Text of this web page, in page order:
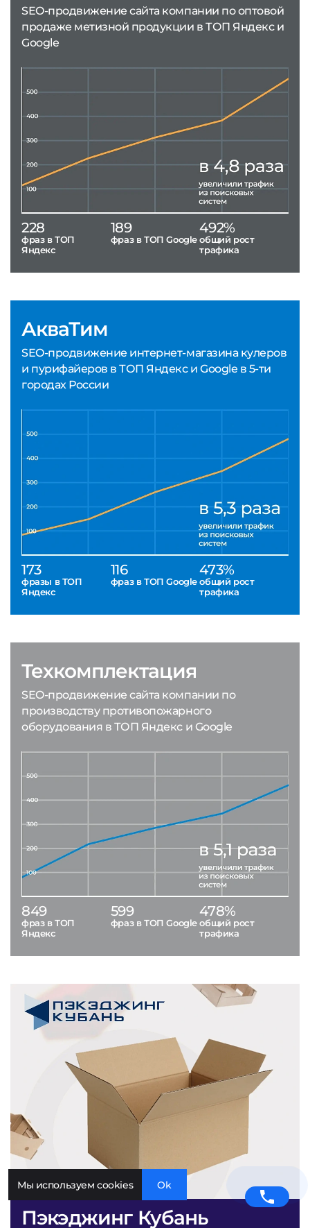
АкваТим
SEO-продвижение интернет-магазина кулеров
и пурифайеров в ТОП Яндекс и Google в 5-ти
городах России
173
фразы в ТОП
Яндекс
116
фраз в ТОП Google
473%
общий рост
трафика
Пэкэджинг Кубань
SEO-продвижение сайта компании по оптовой
продаже метизной продукции в ТОП Яндекс и
Google
228
фраз в ТОП
Яндекс
189
фраз в ТОП Google
492%
общий рост
трафика
Техкомплектация
SEO-продвижение сайта компании по
производству противопожарного
оборудования в ТОП Яндекс и Google
849
фраз в ТОП
Яндекс
599
фраз в ТОП Google
478%
общий рост
трафика
Мы используем cookies Ok